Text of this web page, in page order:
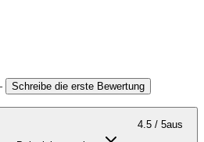
Schreibe die erste Bewertung
4.5/ 5aus